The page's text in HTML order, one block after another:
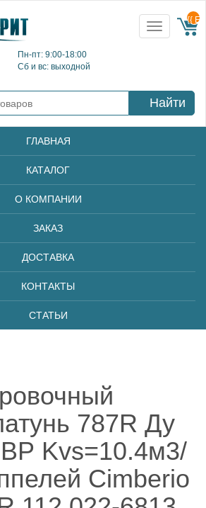
Пн-пт: 9:00-18:00
Сб и вс: выходной
Toggle
navigation
{{
Найти
ГЛАВНАЯ
КАТАЛОГ
О КОМПАНИИ
ЗАКАЗ
ДОСТАВКА
КОНТАКТЫ
СТАТЬИ
787R Ду
Kvs=10.4м3/
Cimberio